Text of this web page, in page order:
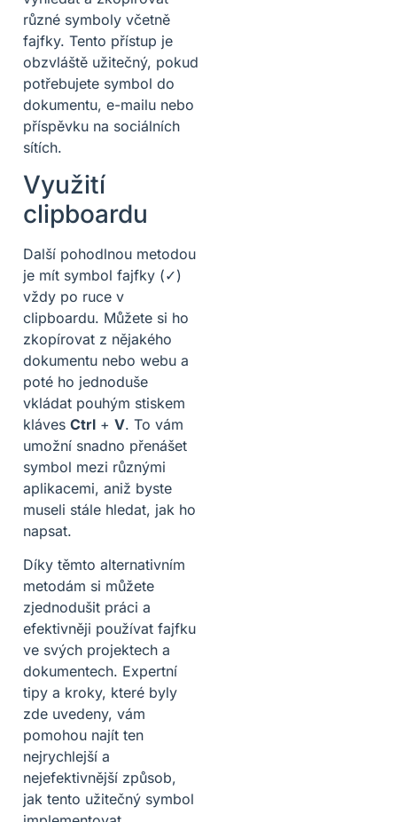
různé symboly včetně
fajfky. Tento přístup je
obzvláště užitečný, pokud
potřebujete symbol do
dokumentu, e-mailu nebo
příspěvku na sociálních
sítích.
Využití
clipboardu
Další pohodlnou metodou
je mít symbol fajfky (✓)
vždy po ruce v
clipboardu. Můžete si ho
zkopírovat z nějakého
dokumentu nebo webu a
poté ho jednoduše
vkládat pouhým stiskem
kláves Ctrl + V. To vám
umožní snadno přenášet
symbol mezi různými
aplikacemi, aniž byste
museli stále hledat, jak ho
napsat.
Díky těmto alternativním
metodám si můžete
zjednodušit práci a
efektivněji používat fajfku
ve svých projektech a
dokumentech. Expertní
tipy a kroky, které byly
zde uvedeny, vám
pomohou najít ten
nejrychlejší a
nejefektivnější způsob,
jak tento užitečný symbol